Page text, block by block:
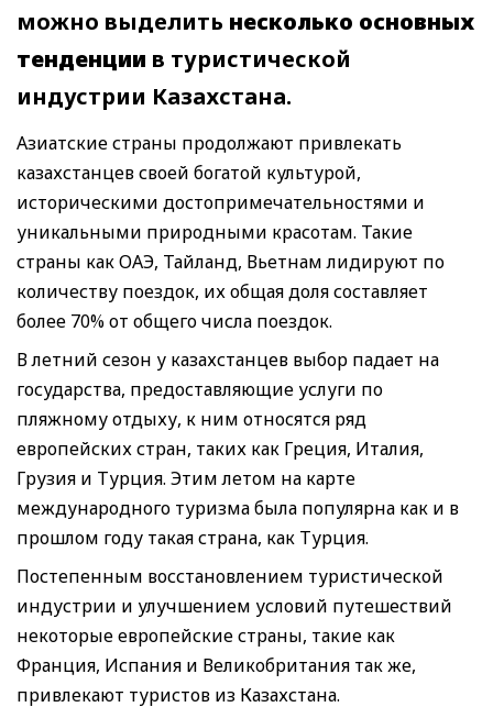
можно выделить несколько основных
тенденции в туристической
индустрии Казахстана.
Азиатские страны продолжают привлекать
казахстанцев своей богатой культурой,
историческими достопримечательностями и
уникальными природными красотам. Такие
страны как ОАЭ, Тайланд, Вьетнам лидируют по
количеству поездок, их общая доля составляет
более 70% от общего числа поездок.
В летний сезон у казахстанцев выбор падает на
государства, предоставляющие услуги по
пляжному отдыху, к ним относятся ряд
европейских стран, таких как Греция, Италия,
Грузия и Турция. Этим летом на карте
международного туризма была популярна как и в
прошлом году такая страна, как Турция.
Постепенным восстановлением туристической
индустрии и улучшением условий путешествий
некоторые европейские страны, такие как
Франция, Испания и Великобритания так же,
привлекают туристов из Казахстана.